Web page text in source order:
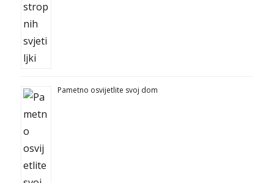
Pametno osvijetlite svoj dom